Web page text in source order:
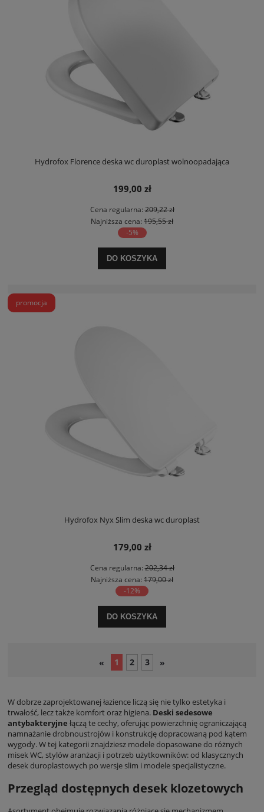
Hydrofox Florence deska wc duroplast wolnoopadająca
199,00 zł
Cena regularna:209,22 zł
Najniższa cena: 195,55 zł
-5%
DO KOSZYKA
Hydrofox Nyx Slim deska wc duroplast
179,00 zł
Cena regularna:202,34 zł
Najniższa cena: 179,00 zł
-12%
DO KOSZYKA
promocja
« 1 2 3 »
W dobrze zaprojektowanej łazience liczą się nie tylko estetyka i
trwałość, lecz także komfort oraz higiena. Deski sedesowe
antybakteryjne łączą te cechy, oferując powierzchnię ograniczającą
namnażanie drobnoustrojów i konstrukcję dopracowaną pod kątem
wygody. W tej kategorii znajdziesz modele dopasowane do różnych
misek WC, stylów aranżacji i potrzeb użytkowników: od klasycznych
desek duroplastowych po wersje slim i modele specjalistyczne.
Przegląd dostępnych desek klozetowych